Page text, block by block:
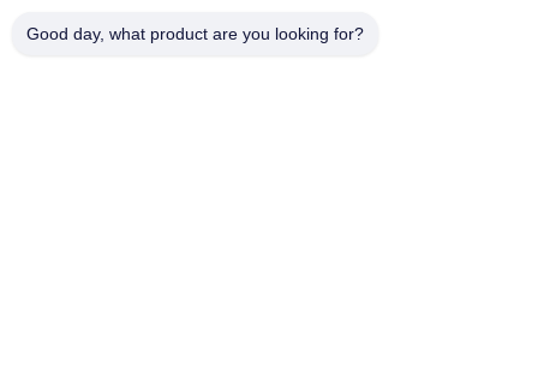
Teléfono
Good day, what product are you looking for?